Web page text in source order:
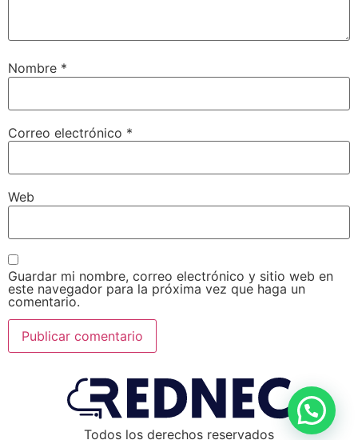
Nombre *
Correo electrónico *
Web
Guardar mi nombre, correo electrónico y sitio web en
este navegador para la próxima vez que haga un
comentario.
Todos los derechos reservados